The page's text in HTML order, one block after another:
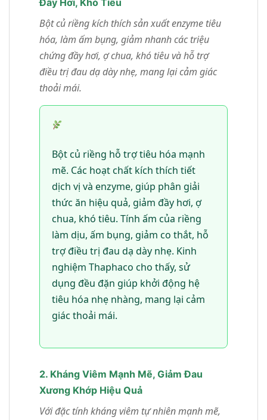
Bột củ riềng kích thích sản xuất enzyme tiêu
hóa, làm ấm bụng, giảm nhanh các triệu
chứng đầy hơi, ợ chua, khó tiêu và hỗ trợ
điều trị đau dạ dày nhẹ, mang lại cảm giác
thoải mái.
Bột củ riềng hỗ trợ tiêu hóa mạnh
mẽ. Các hoạt chất kích thích tiết
dịch vị và enzyme, giúp phân giải
thức ăn hiệu quả, giảm đầy hơi, ợ
chua, khó tiêu. Tính ấm của riềng
làm dịu, ấm bụng, giảm co thắt, hỗ
trợ điều trị đau dạ dày nhẹ. Kinh
nghiệm Thaphaco cho thấy, sử
dụng đều đặn giúp khởi động hệ
tiêu hóa nhẹ nhàng, mang lại cảm
giác thoải mái.
2. Kháng Viêm Mạnh Mẽ, Giảm Đau
Xương Khớp Hiệu Quả
Với đặc tính kháng viêm tự nhiên mạnh mẽ,